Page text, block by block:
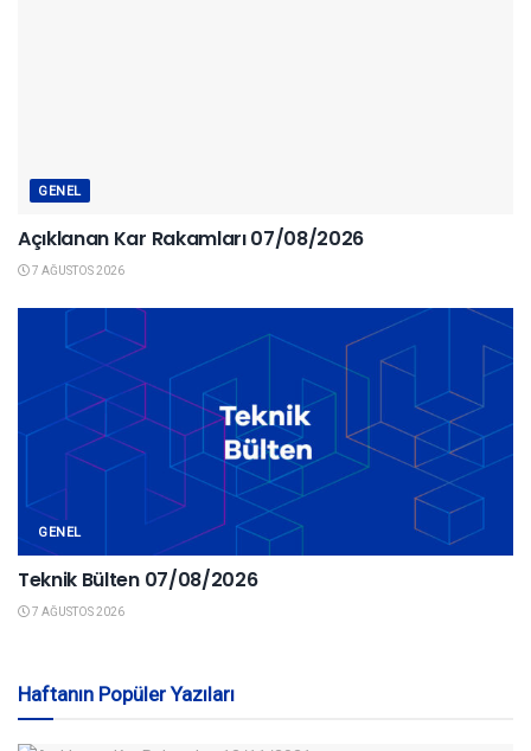
GENEL
Açıklanan Kar Rakamları 07/08/2026
7 AĞUSTOS 2026
GENEL
Teknik Bülten 07/08/2026
7 AĞUSTOS 2026
Haftanın Popüler Yazıları